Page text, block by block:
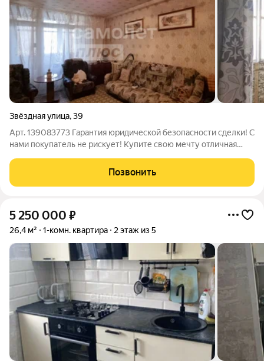
Звёздная улица,39
Арт. 139083773 Гарантия юридической безопасности сделки! С
нами покупатель не рискует! Купите свою мечту отличная
красивом месте, наслаждаться природой и иметь идеальное
пространство для
Позвонить
5 250 000 ₽
26,4 м² 1-комн. квартира 2 этаж из 5